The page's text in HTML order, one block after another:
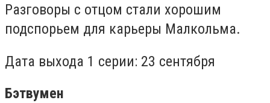
Разговоры с отцом стали хорошим
подспорьем для карьеры Малкольма.
Дата выхода 1 серии: 23 сентября
Бэтвумен